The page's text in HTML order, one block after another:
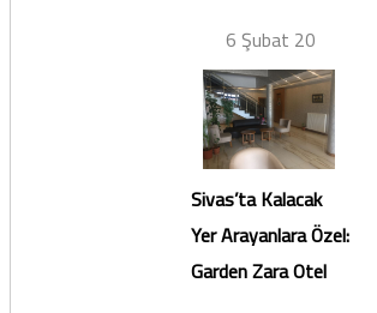
6 Şubat 20
Sivas’ta Kalacak
Yer Arayanlara Özel:
Garden Zara Otel